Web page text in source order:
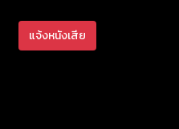
แจ้งหนังเสีย